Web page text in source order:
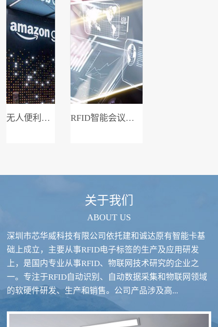
无人便利店系统 RFID智能会议签到系统
RFID酒类防伪系统方案 RFID智慧食堂系统
关于我们
ABOUT US
深圳市芯华威科技有限公司依托建和诚达原有智能卡基
础上成立，主要从事RFID电子标签的生产及应用研发
上，是国内专业从事RFID、物联网技术研究的企业之
一。专注于RFID自动识别、自动数据采集和物联网领域
的软硬件研发、生产和销售。公司产品涉及高...